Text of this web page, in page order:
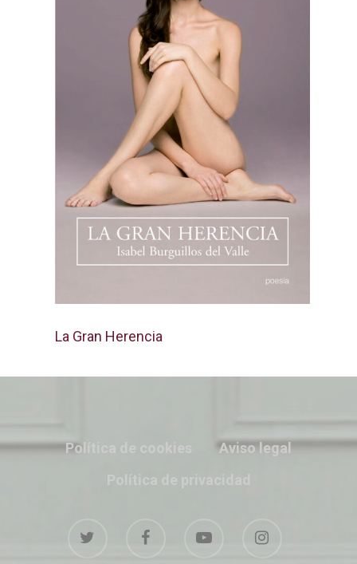
La Gran Herencia
Política de cookies
Aviso legal